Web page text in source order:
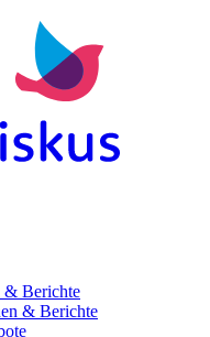
& Berichte
& Berichte